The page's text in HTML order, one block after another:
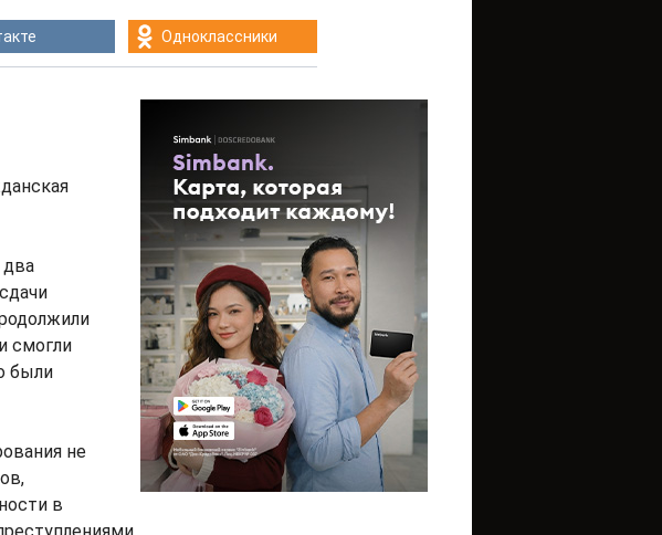
Одноклассники
два
смогли
были
не
в